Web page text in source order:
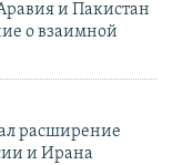
и Пакистан
о взаимной
расширение
и Ирана